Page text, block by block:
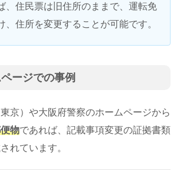
、住民票は旧住所のままで、運転免
、住所を変更することが可能です。
ージでの事例
京）や大阪府警察のホームページから
物であれば、記載事項変更の証拠書類
れています。